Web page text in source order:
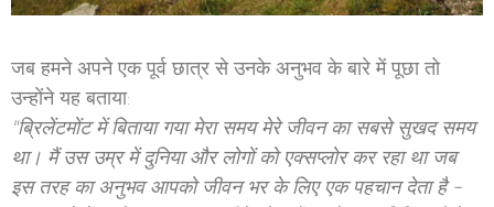
जब हमने अपने एक पूर्व छात्र से उनके अनुभव के बारे में पूछा तो
उन्होंने यह बताया:
"ब्रिलेंटमोंट में बिताया गया मेरा समय मेरे जीवन का सबसे सुखद समय
था। मैं उस उम्र में दुनिया और लोगों को एक्सप्लोर कर रहा था जब
इस तरह का अनुभव आपको जीवन भर के लिए एक पहचान देता है -